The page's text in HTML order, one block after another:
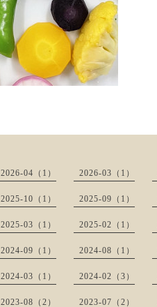
2026-04（1） 2026-03（1）
2025-10（1） 2025-09（1）
2025-03（1） 2025-02（1）
2024-09（1） 2024-08（1）
2024-03（1） 2024-02（3）
2023-08（2） 2023-07（2）